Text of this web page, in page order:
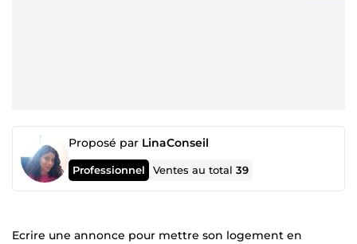
Proposé par LinaConseil
Professionnel Ventes au total39
Ecrire une annonce pour mettre son logement en